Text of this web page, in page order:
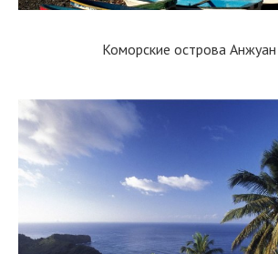
Коморские острова Анжуан